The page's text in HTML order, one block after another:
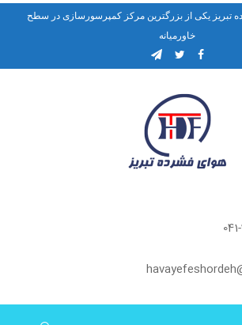
تبریز یکی از بزرگترین مرکز کمپرسورسازی در سطح
خاورمیانه